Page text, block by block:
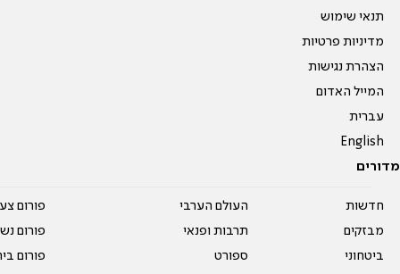
תנאי שימוש
מדיניות פרטיות
הצהרת נגישות
המייל האדום
עברית
English
מדורים
חדשות
מבזקים
ביטחוני
העולם הערבי
תרבות ופנאי
ספורט
פורום
פורום
פורום